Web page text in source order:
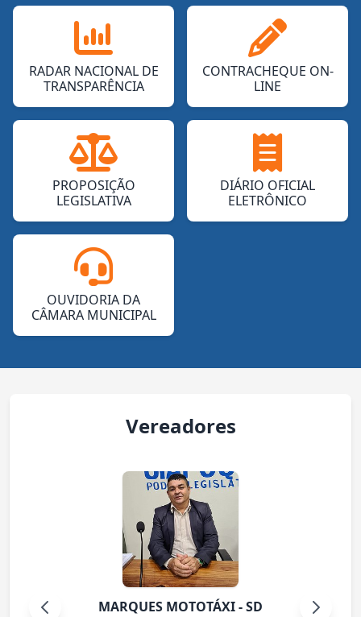
RADAR NACIONAL DE
TRANSPARÊNCIA
CONTRACHEQUE ON-
LINE
PROPOSIÇÃO
LEGISLATIVA
DIÁRIO OFICIAL
ELETRÔNICO
OUVIDORIA DA
CÂMARA MUNICIPAL
Vereadores
MARQUES MOTOTÁXI - SD